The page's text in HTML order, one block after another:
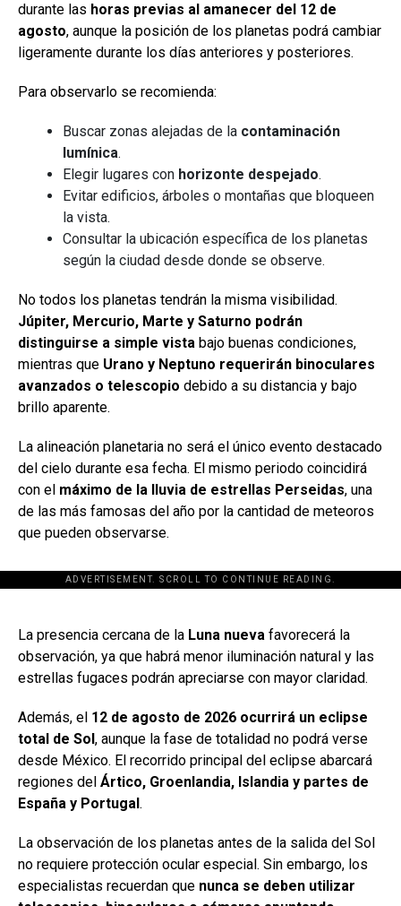
durante las horas previas al amanecer del 12 de
agosto, aunque la posición de los planetas podrá cambiar
ligeramente durante los días anteriores y posteriores.
Para observarlo se recomienda:
Buscar zonas alejadas de la contaminación
lumínica.
Elegir lugares con horizonte despejado.
Evitar edificios, árboles o montañas que bloqueen
la vista.
Consultar la ubicación específica de los planetas
según la ciudad desde donde se observe.
No todos los planetas tendrán la misma visibilidad.
Júpiter, Mercurio, Marte y Saturno podrán
distinguirse a simple vista bajo buenas condiciones,
mientras que Urano y Neptuno requerirán binoculares
avanzados o telescopio debido a su distancia y bajo
brillo aparente.
La alineación planetaria no será el único evento destacado
del cielo durante esa fecha. El mismo periodo coincidirá
con el máximo de la lluvia de estrellas Perseidas, una
de las más famosas del año por la cantidad de meteoros
que pueden observarse.
ADVERTISEMENT. SCROLL TO CONTINUE READING.
[adsforwp
La presencia cercana de la Luna nueva favorecerá la
observación, ya que habrá menor iluminación natural y las
estrellas fugaces podrán apreciarse con mayor claridad.
Además, el 12 de agosto de 2026 ocurrirá un eclipse
total de Sol, aunque la fase de totalidad no podrá verse
desde México. El recorrido principal del eclipse abarcará
regiones del Ártico, Groenlandia, Islandia y partes de
España y Portugal.
La observación de los planetas antes de la salida del Sol
no requiere protección ocular especial. Sin embargo, los
especialistas recuerdan que nunca se deben utilizar